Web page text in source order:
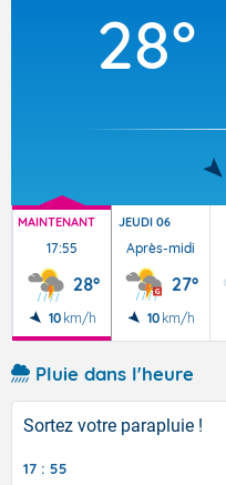
28°
MAINTENANT
17:55
28°
10 km/h
JEUDI 06
Après-midi
27°
10 km/h
Pluie dans l'heure
Sortez votre parapluie !
17 : 55